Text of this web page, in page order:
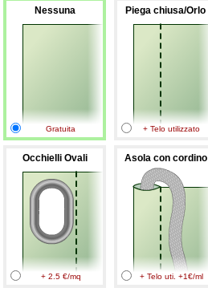
Nessuna
Gratuita
Piega chiusa/Orlo
+ Telo utilizzato
Occhielli Ovali
+ 2.5 €/mq
Asola con cordino
+ Telo uti. +1€/ml